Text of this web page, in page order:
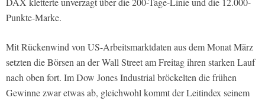
Punkte-Marke.
Mit Rückenwind von US-Arbeitsmarktdaten aus dem Monat März
setzten die Börsen an der Wall Street am Freitag ihren starken Lauf
nach oben fort. Im Dow Jones Industrial bröckelten die frühen
Gewinne zwar etwas ab, gleichwohl kommt der Leitindex seinem